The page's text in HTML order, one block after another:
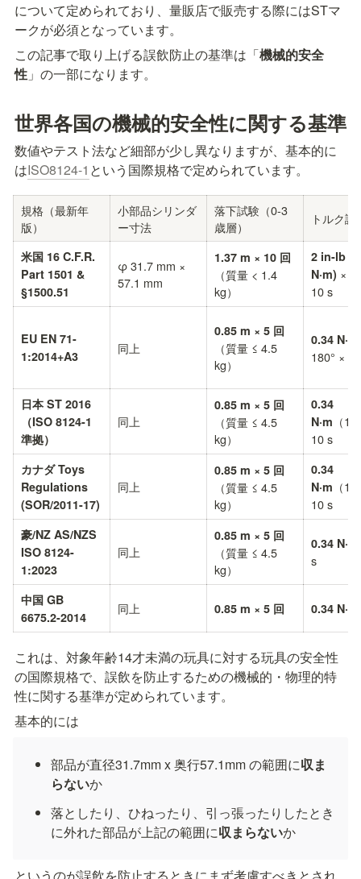
について定められており、量販店で販売する際にはSTマ
ークが必須となっています。
この記事で取り上げる誤飲防止の基準は「機械的安全
性 」の一部になります。
世界各国の機械的安全性に関する基準
数値やテスト法など細部が少し異なりますが、基本的に
はISO8124-1 という国際規格で定められています。
規格（最新年
版）
小部品シリンダ
ー寸法
落下試験（0-3
歳層）
トルク試
米国 16 C.F.R.
Part 1501 &
§1500.51
φ 31.7 mm ×
57.1 mm
1.37 m × 10 回
（質量 < 1.4
kg）
2 in-lb
N·m) ×
10 s
EU EN 71-
1:2014+A3
同上
0.85 m × 5 回
（質量 ≤ 4.5
kg）
0.34 N·m
180° ×
日本 ST 2016
（ISO 8124-1
準拠）
同上
0.85 m × 5 回
（質量 ≤ 4.5
kg）
0.34
N·m （
10 s
カナダ Toys
Regulations
(SOR/2011-17)
同上
0.85 m × 5 回
（質量 ≤ 4.5
kg）
0.34
N·m （
10 s
豪/NZ AS/NZS
ISO 8124-
1:2023
同上
0.85 m × 5 回
（質量 ≤ 4.5
kg）
0.34 N·m
s
中国 GB
6675.2-2014
同上 0.85 m × 5 回 0.34 N·m
これは、対象年齢14才未満の玩具に対する玩具の安全性
の国際規格で、誤飲を防止するための機械的・物理的特
性に関する基準が定められています。
基本的には
部品が直径31.7mm x 奥行57.1mm の範囲に収ま
らないか
落としたり、ひねったり、引っ張ったりしたとき
に外れた部品が上記の範囲に収まらないか
というのが誤飲を防止するときにまず考慮すべきとされ